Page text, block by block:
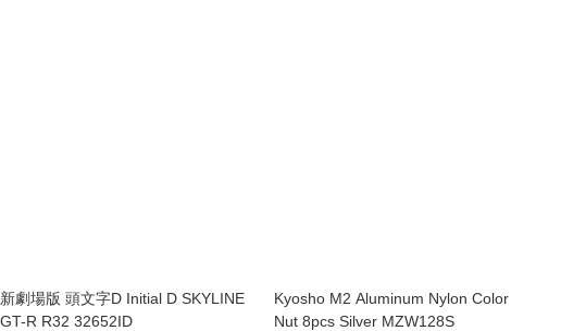
新劇場版 頭文字D Initial D SKYLINE
GT-R R32 32652ID
Kyosho M2 Aluminum Nylon Color
Nut 8pcs Silver MZW128S